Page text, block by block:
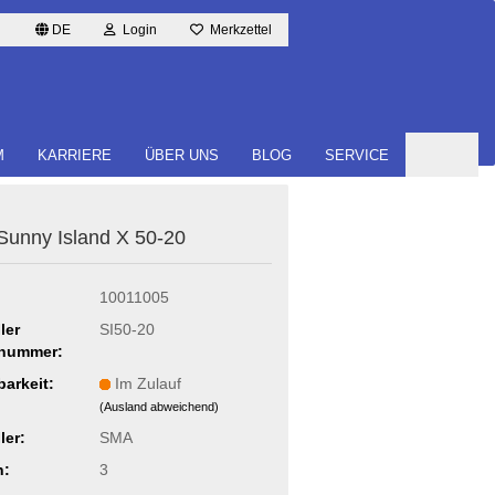
DE Login Merkzettel
KARRIERE ÜBER UNS BLOG SERVICE
Is­land X 50-20
10011005
SI50-20
Im Zulauf
(Ausland abweichend)
SMA
3